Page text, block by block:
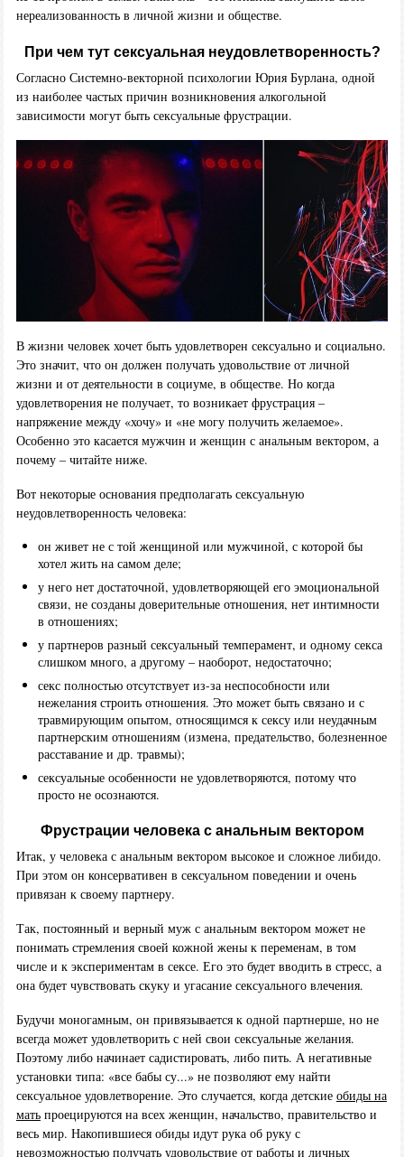
нереализованность в личной жизни и обществе.
При чем тут сексуальная неудовлетворенность?
Согласно Системно-векторной психологии Юрия Бурлана, одной
из наиболее частых причин возникновения алкогольной
зависимости могут быть сексуальные фрустрации.
В жизни человек хочет быть удовлетворен сексуально и социально.
Это значит, что он должен получать удовольствие от личной
жизни и от деятельности в социуме, в обществе. Но когда
удовлетворения не получает, то возникает фрустрация –
напряжение между «хочу» и «не могу получить желаемое».
Особенно это касается мужчин и женщин с анальным вектором, а
почему – читайте ниже.
Вот некоторые основания предполагать сексуальную
неудовлетворенность человека:
он живет не с той женщиной или мужчиной, с которой бы
хотел жить на самом деле;
у него нет достаточной, удовлетворяющей его эмоциональной
связи, не созданы доверительные отношения, нет интимности
в отношениях;
у партнеров разный сексуальный темперамент, и одному секса
слишком много, а другому – наоборот, недостаточно;
секс полностью отсутствует из-за неспособности или
нежелания строить отношения. Это может быть связано и с
травмирующим опытом, относящимся к сексу или неудачным
партнерским отношениям (измена, предательство, болезненное
расставание и др. травмы);
сексуальные особенности не удовлетворяются, потому что
просто не осознаются.
Фрустрации человека с анальным вектором
Итак, у человека с анальным вектором высокое и сложное либидо.
При этом он консервативен в сексуальном поведении и очень
привязан к своему партнеру.
Так, постоянный и верный муж с анальным вектором может не
понимать стремления своей кожной жены к переменам, в том
числе и к экспериментам в сексе. Его это будет вводить в стресс, а
она будет чувствовать скуку и угасание сексуального влечения.
Будучи моногамным, он привязывается к одной партнерше, но не
всегда может удовлетворить с ней свои сексуальные желания.
Поэтому либо начинает садистировать, либо пить. А негативные
установки типа: «все бабы су...» не позволяют ему найти
сексуальное удовлетворение. Это случается, когда детские обиды на
матьпроецируются на всех женщин, начальство, правительство и
весь мир. Накопившиеся обиды идут рука об руку с
невозможностью получать удовольствие от работы и личных